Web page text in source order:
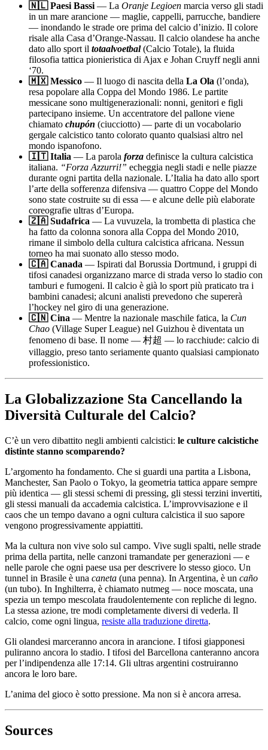
🇳🇱 Paesi Bassi — La Oranje Legioen marcia verso gli stadi
in un mare arancione — maglie, cappelli, parrucche, bandiere
— inondando le strade ore prima del calcio d’inizio. Il colore
risale alla Casa d’Orange-Nassau. Il calcio olandese ha anche
dato allo sport il totaalvoetbal(Calcio Totale), la fluida
filosofia tattica pionieristica di Ajax e Johan Cruyff negli anni
‘70.
🇲🇽 Messico — Il luogo di nascita della La Ola (l’onda),
resa popolare alla Coppa del Mondo 1986. Le partite
messicane sono multigenerazionali: nonni, genitori e figli
partecipano insieme. Un accentratore del pallone viene
chiamato chupón (ciucciotto) — parte di un vocabolario
gergale calcistico tanto colorato quanto qualsiasi altro nel
mondo ispanofono.
🇮🇹 Italia — La parola forza definisce la cultura calcistica
italiana. “Forza Azzurri!” echeggia negli stadi e nelle piazze
durante ogni partita della nazionale. L’Italia ha dato allo sport
l’arte della sofferenza difensiva — quattro Coppe del Mondo
sono state costruite su di essa — e alcune delle più elaborate
coreografie ultras d’Europa.
🇿🇦 Sudafrica — La vuvuzela, la trombetta di plastica che
ha fatto da colonna sonora alla Coppa del Mondo 2010,
rimane il simbolo della cultura calcistica africana. Nessun
torneo ha mai suonato allo stesso modo.
🇨🇦 Canada — Ispirati dal Borussia Dortmund, i gruppi di
tifosi canadesi organizzano marce di strada verso lo stadio con
tamburi e fumogeni. Il calcio è già lo sport più praticato tra i
bambini canadesi; alcuni analisti prevedono che supererà
l’hockey nel giro di una generazione.
🇨🇳 Cina — Mentre la nazionale maschile fatica, la Cun
Chao (Village Super League) nel Guizhou è diventata un
fenomeno di base. Il nome — 村超 — lo racchiude: calcio di
villaggio, preso tanto seriamente quanto qualsiasi campionato
professionistico.
La Globalizzazione Sta Cancellando la
Diversità Culturale del Calcio?
C’è un vero dibattito negli ambienti calcistici: le culture calcistiche
distinte stanno scomparendo?
L’argomento ha fondamento. Che si guardi una partita a Lisbona,
Manchester, San Paolo o Tokyo, la geometria tattica appare sempre
più identica — gli stessi schemi di pressing, gli stessi terzini invertiti,
gli stessi manuali da accademia calcistica. L’improvvisazione e il
caos che un tempo davano a ogni cultura calcistica il suo sapore
vengono progressivamente appiattiti.
Ma la cultura non vive solo sul campo. Vive sugli spalti, nelle strade
prima della partita, nelle canzoni tramandate per generazioni — e
nelle parole che ogni paese usa per descrivere lo stesso gioco. Un
tunnel in Brasile è una caneta (una penna). In Argentina, è un caño
(un tubo). In Inghilterra, è chiamato nutmeg — noce moscata, una
spezia un tempo mescolata fraudolentemente con repliche di legno.
La stessa azione, tre modi completamente diversi di vederla. Il
calcio, come ogni lingua, resiste alla traduzione diretta.
Gli olandesi marceranno ancora in arancione. I tifosi giapponesi
puliranno ancora lo stadio. I tifosi del Barcellona canteranno ancora
per l’indipendenza alle 17:14. Gli ultras argentini costruiranno
ancora le loro bare.
L’anima del gioco è sotto pressione. Ma non si è ancora arresa.
Sources